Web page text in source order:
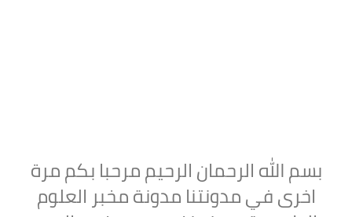
بسم الله الرحمان الرحيم مرحبا بكم مرة
اخرى في مدونتنا مدونة مخبر العلوم